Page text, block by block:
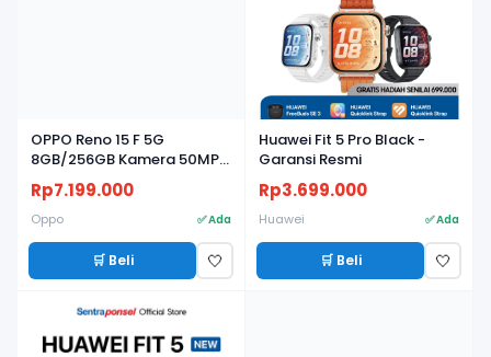
OPPO Reno 15 F 5G
8GB/256GB Kamera 50MP,
Baterai 7000mAh, Layar
AMOLED 120Hz
Rp7.199.000
Oppo ✅ Ada
🛒 Beli 🤍
Huawei Fit 5 Pro Black -
Garansi Resmi
Rp3.699.000
Huawei ✅ Ada
🛒 Beli 🤍